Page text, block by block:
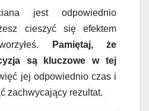
jest odpowiednio
cieszyć się efektem
Pamiętaj, że
są kluczowe w tej
jej odpowiednio czas i
zachwycający rezultat.